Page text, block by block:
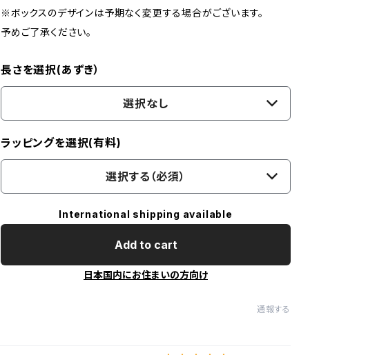
※ボックスのデザインは予期なく変更する場合がございます。
予めご了承ください。
長さを選択(あずき）
選択なし
ラッピングを選択(有料)
選択する（必須）
International shipping available
Add to cart
日本国内にお住まいの方向け
通報する